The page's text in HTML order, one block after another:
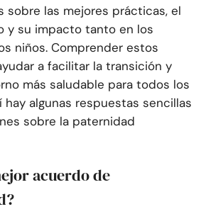
sobre las mejores prácticas, el
y su impacto tanto en los
niños. Comprender estos
a facilitar la transición y
más saludable para todos los
hay algunas respuestas sencillas
sobre la paternidad
acuerdo de